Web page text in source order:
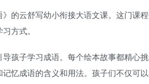
的云舒写幼小衔接大语文课。这门课
方式。
孩子学习成语。每个绘本故事都精心
忆成语的含义和用法。孩子们不仅可